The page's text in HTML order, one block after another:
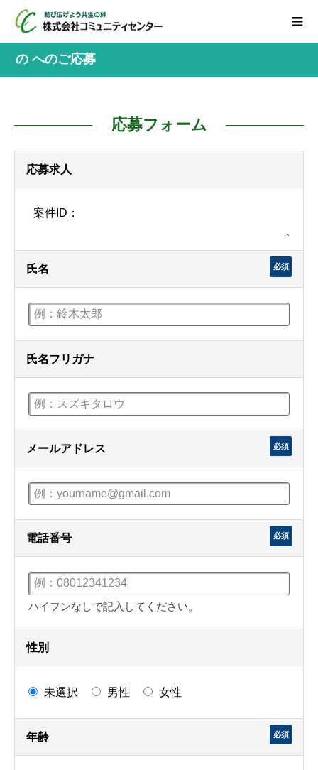
の へのご応募
応募フォーム
応募求人
氏名 必須
氏名フリガナ
メールアドレス 必須
電話番号 必須
ハイフンなしで記入してください。
性別
未選択 男性 女性
年齢 必須